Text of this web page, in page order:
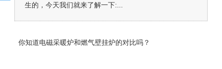
生的，今天我们就来了解一下:...
你知道电磁采暖炉和燃气壁挂炉的对比吗 ？